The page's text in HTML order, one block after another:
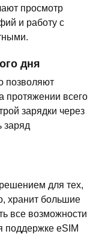
просмотр
и работу с
дня
позволяют
протяжении всего
зарядки через
заряд
для тех,
хранит большие
все возможности
поддержке eSIM